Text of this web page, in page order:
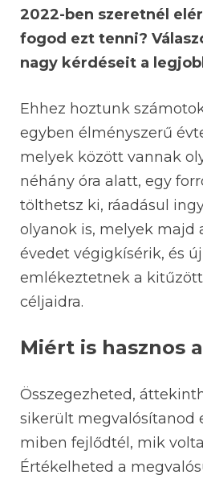
2022-ben szeretnél
fogod ezt tenni?
nagy kérdéseit a
Ehhez hoztunk
egyben élményszerű
melyek között vannak
néhány óra alatt, egy
tölthetsz ki, ráadásul
olyanok is, melyek majd
évedet végigkísérik, és
emlékeztetnek a
céljaidra.
Miért is hasznos
Összegezheted,
sikerült megvalósítanod
miben fejlődtél, mik
Értékelheted a